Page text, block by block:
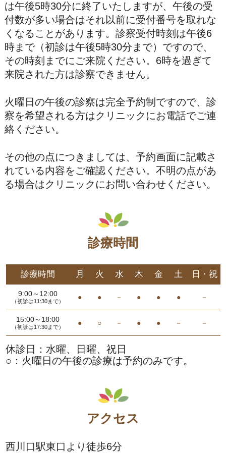
は午後5時30分に終了いたしますが、午後の受
付数が多い場合はそれ以前に受付番号を取れな
くなることがあります。診察受付時刻は午後6
時まで（初診は午後5時30分まで）ですので、
その時刻までにご来院ください。6時を過ぎて
来院された方は診察できません。
火曜日の午後の診察は完全予約制ですので、診
察を希望される方はクリニックにお電話でご連
絡ください。
その他の点につきましては、予約画面に記載さ
れている内容をご確認ください。不明の点があ
る場合はクリニックにお問い合わせください。
診療時間
診療時間 月 火 水 木 金 土 日・祝
9:00～12:00
（初診は11:30まで） ● ● － ● ● ● －
15:00～18:00
（初診は17:30まで） ● ○ － ● ● － －
休診日：水曜、日曜、祝日
○：火曜日の午後の診療は予約のみです。
アクセス
西川口駅東口より徒歩6分